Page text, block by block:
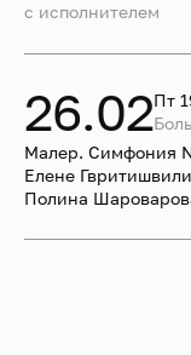
дирижёров: Игорь
Евгений Тытянко,
Евгений Волков,
2024/2025
Антоненко.
c исполнителем
26.02Пт
Малер. Симфония
Елене
Полина